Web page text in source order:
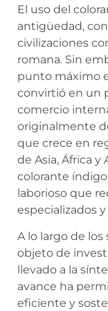
El uso del
antigüedad,
civilizaciones
romana. Sin
punto máximo
convirtió en un
comercio
originalmente
que crece en
de Asia, África y
colorante
laborioso que
especializados
A lo largo de
objeto de
llevado a la
avance ha
eficiente y